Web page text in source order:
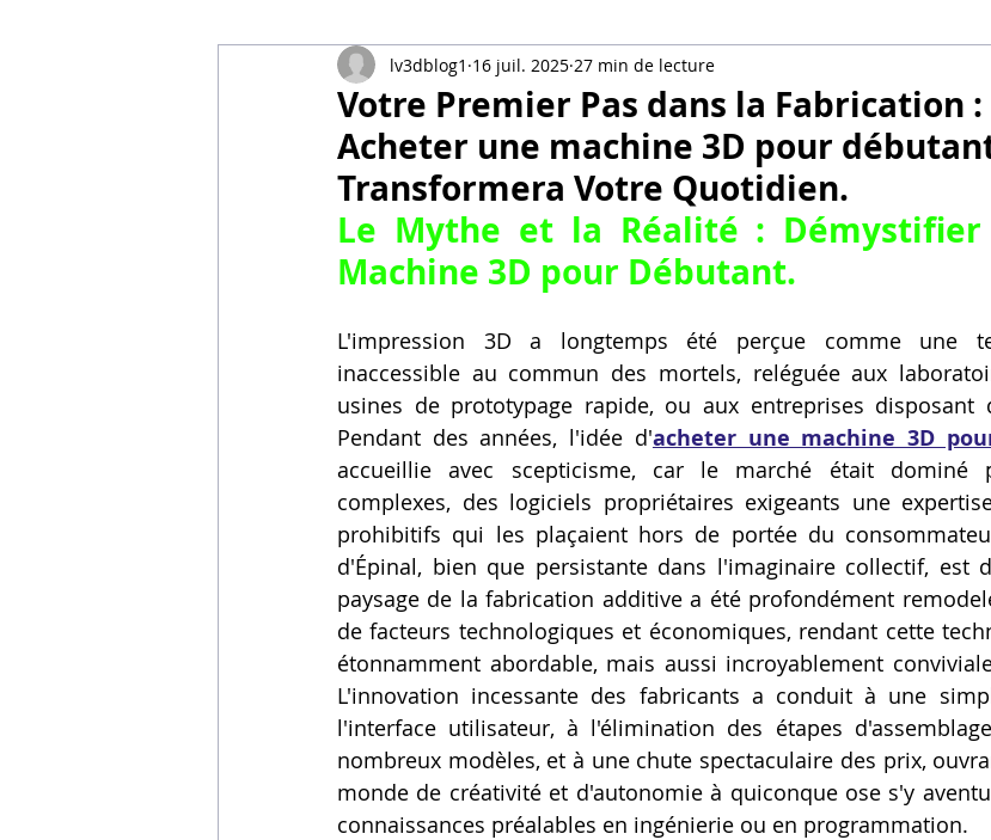
impression 3D à la demande Accessoires imprimante 3D professionelle
ARTILLERY 3D Formation impression 3D SCANNER 3D
certifiée QUALIOPI Refaire une piece en 3D Formation 3D en ligne.
Creality Hi combo Artillery M1 Pro Filament PLA Service administratif
Vidéos sur l'impression 3D, Artillery M1 pro Creality HI combo Filament
Formation impresssion 3D formation CPF
Votre Premier Pas dans la Fabrication
Acheter une machine 3D pour
Transformera Votre Quotidien.
lv3dblog1 16 juil. 2025 27 min de lecture
Machine 3D pour Débutant.
L'impression 3D a longtemps été perçue comme une
inaccessible au commun des mortels, reléguée aux
usines de prototypage rapide, ou aux entreprises disposant
Pendant des années, l'idée d'acheter une machine 3D
accueillie avec scepticisme, car le marché était dominé
complexes, des logiciels propriétaires exigeants une
prohibitifs qui les plaçaient hors de portée du
d'Épinal, bien que persistante dans l'imaginaire collectif, est
paysage de la fabrication additive a été profondément
de facteurs technologiques et économiques, rendant cette
étonnamment abordable, mais aussi incroyablement
L'innovation incessante des fabricants a conduit à une
l'interface utilisateur, à l'élimination des étapes
nombreux modèles, et à une chute spectaculaire des prix,
monde de créativité et d'autonomie à quiconque ose s'y
connaissances préalables en ingénierie ou en programmation.